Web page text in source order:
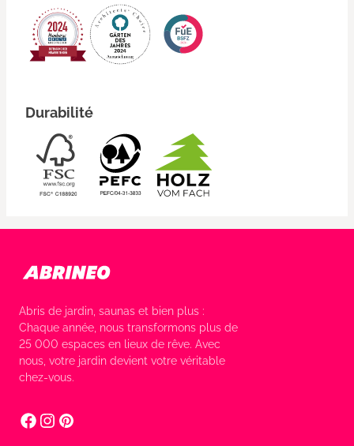
Durabilité
Abris de jardin, saunas et bien plus :
Chaque année, nous transformons plus de
25 000 espaces en lieux de rêve. Avec
nous, votre jardin devient votre véritable
chez-vous.